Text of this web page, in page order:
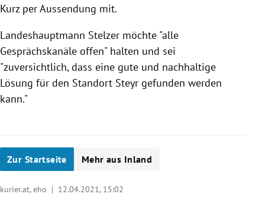
Kurz per Aussendung mit.
Landeshauptmann Stelzer möchte "alle
Gesprächskanäle offen" halten und sei
"zuversichtlich, dass eine gute und nachhaltige
Lösung für den Standort Steyr gefunden werden
kann."
Zur Startseite Mehr aus Inland
kurier.at, eho | 12.04.2021, 15:02